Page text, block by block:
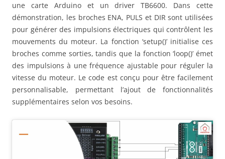
une carte Arduino et un driver TB6600. Dans cette
démonstration, les broches ENA, PULS et DIR sont utilisées
pour générer des impulsions électriques qui contrôlent les
mouvements du moteur. La fonction ‘setup()’ initialise ces
broches comme sorties, tandis que la fonction ‘loop()’ émet
des impulsions à une fréquence ajustable pour réguler la
vitesse du moteur. Le code est conçu pour être facilement
personnalisable, permettant l’ajout de fonctionnalités
supplémentaires selon vos besoins.